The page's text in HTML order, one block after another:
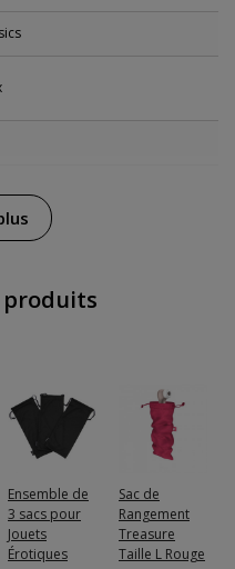
produits
Ensemble de
3 sacs pour
Jouets
Érotiques
Sac de
Rangement
Treasure
Taille L Rouge